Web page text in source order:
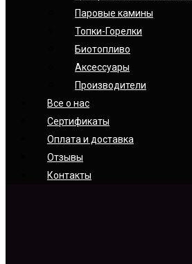
Паровые камины
Топки-Горелки
Биотопливо
Аксессуары
Производители
Все о нас
Сертификаты
Оплата и доставка
Отзывы
Контакты